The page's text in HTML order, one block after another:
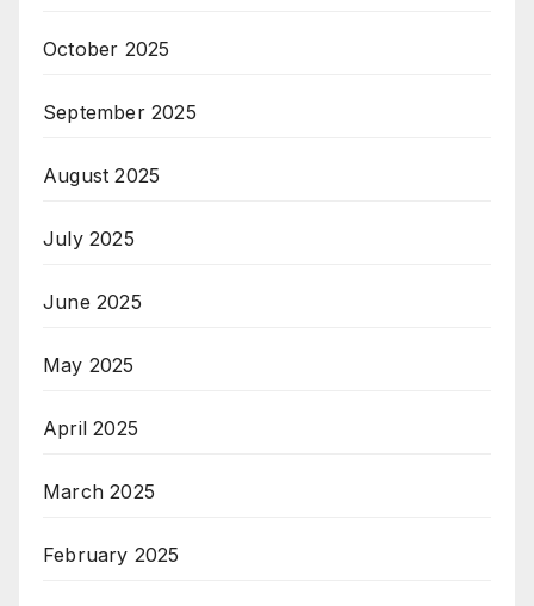
October 2025
September 2025
August 2025
July 2025
June 2025
May 2025
April 2025
March 2025
February 2025